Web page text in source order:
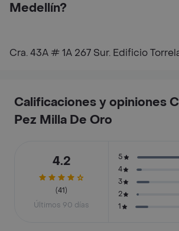
Medellín?
Cra. 43A # 1A 267 Sur. Edificio
Calificaciones y opiniones
Pez Milla De Oro
4.2
(41)
Últimos 90 días
5
4
3
2
1